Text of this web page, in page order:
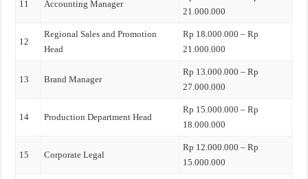
11 Accounting Manager
21.000.000
12
Regional Sales and Promotion
Head
Rp 18.000.000 – Rp
21.000.000
13 Brand Manager
Rp 13.000.000 – Rp
27.000.000
14 Production Department Head
Rp 15.000.000 – Rp
18.000.000
15 Corporate Legal
Rp 12.000.000 – Rp
15.000.000